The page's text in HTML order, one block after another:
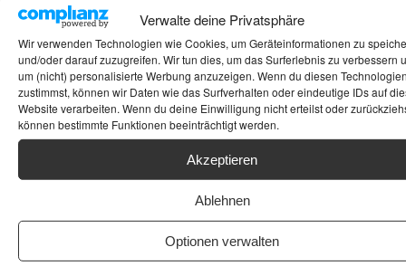
Verwalte deine Privatsphäre
Wir verwenden Technologien wie Cookies, um Geräteinformationen zu
und/oder darauf zuzugreifen. Wir tun dies, um das Surferlebnis zu verbessern
um (nicht) personalisierte Werbung anzuzeigen. Wenn du diesen
zustimmst, können wir Daten wie das Surfverhalten oder eindeutige IDs auf
Website verarbeiten. Wenn du deine Einwilligung nicht erteilst oder
können bestimmte Funktionen beeinträchtigt werden.
Akzeptieren
Ablehnen
Optionen verwalten
Suchen
ANKAUF HIFI & HIGH GERÄTE: +491794761922